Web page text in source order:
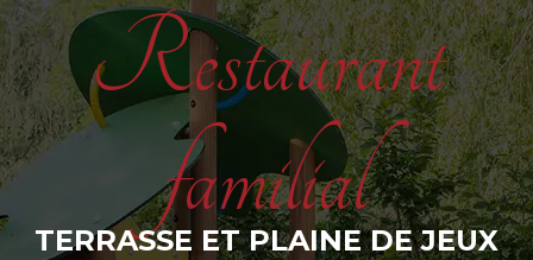
Restaurant
familial
TERRASSE ET PLAINE DE JEUX